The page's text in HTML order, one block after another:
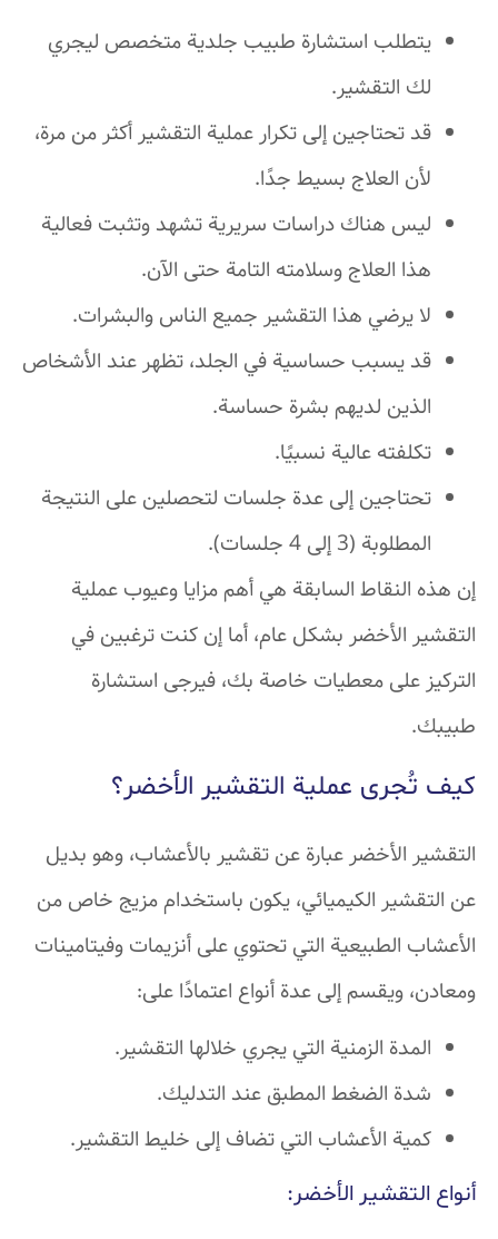
يتطلب استشارة طبيب جلدية متخصص ليجري
لك التقشير.
قد تحتاجين إلى تكرار عملية التقشير أكثر من مرة،
لأن العلاج بسيط جدًا.
ليس هناك دراسات سريرية تشهد وتثبت فعالية
هذا العلاج وسلامته التامة حتى الآن.
لا يرضي هذا التقشير جميع الناس والبشرات.
قد يسبب حساسية في الجلد، تظهر عند الأشخاص
الذين لديهم بشرة حساسة.
تكلفته عالية نسبيًا.
تحتاجين إلى عدة جلسات لتحصلين على النتيجة
المطلوبة (3 إلى 4 جلسات).
إن هذه النقاط السابقة هي أهم مزايا وعيوب عملية
التقشير الأخضر بشكل عام، أما إن كنت ترغبين في
التركيز على معطيات خاصة بك، فيرجى استشارة
طبيبك.
كيف تُجرى عملية التقشير الأخضر؟
التقشير الأخضر عبارة عن تقشير بالأعشاب، وهو بديل
عن التقشير الكيميائي، يكون باستخدام مزيج خاص من
الأعشاب الطبيعية التي تحتوي على أنزيمات وفيتامينات
ومعادن، ويقسم إلى عدة أنواع اعتمادًا على:
المدة الزمنية التي يجري خلالها التقشير.
شدة الضغط المطبق عند التدليك.
كمية الأعشاب التي تضاف إلى خليط التقشير.
أنواع التقشير الأخضر: